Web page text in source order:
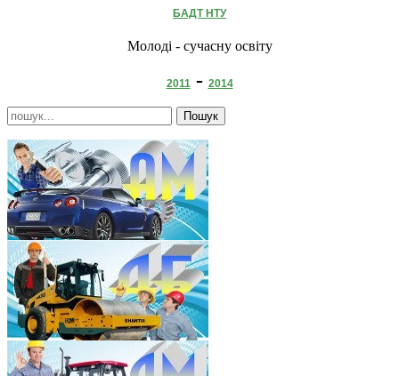
БАДТ НТУ
Молоді - сучасну освіту
2011- 2014